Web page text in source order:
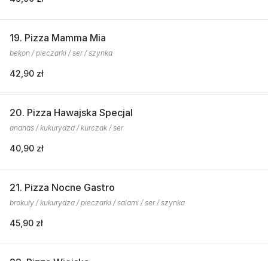
19. Pizza Mamma Mia
bekon / pieczarki / ser / szynka
42,90 zł
20. Pizza Hawajska Specjal
ananas / kukurydza / kurczak / ser
40,90 zł
21. Pizza Nocne Gastro
brokuły / kukurydza / pieczarki / salami / ser / szynka
45,90 zł